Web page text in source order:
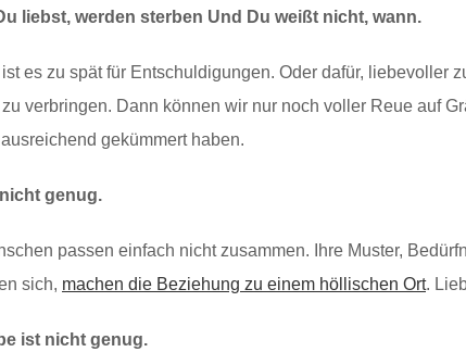
liebst, werden sterben Und Du weißt nicht, wann.
ist es zu spät für Entschuldigungen. Oder dafür, liebevoller
verbringen. Dann können wir nur noch voller Reue auf
gekümmert haben.
genug.
passen einfach nicht zusammen. Ihre Muster,
sich, machen die Beziehung zu einem höllischen Ort.
ist nicht genug.